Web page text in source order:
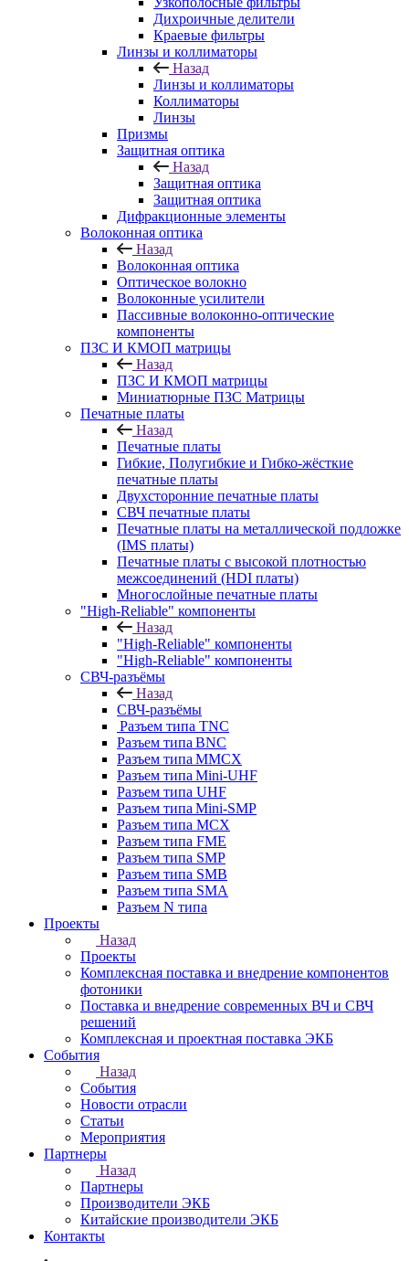
Дихроичные делители
Краевые фильтры
Линзы и коллиматоры
Назад
Линзы и коллиматоры
Коллиматоры
Линзы
Призмы
Защитная оптика
Назад
Защитная оптика
Защитная оптика
Дифракционные элементы
Волоконная оптика
Назад
Волоконная оптика
Оптическое волокно
Волоконные усилители
Пассивные волоконно-оптические
компоненты
ПЗС И КМОП матрицы
Назад
ПЗС И КМОП матрицы
Миниатюрные ПЗС Матрицы
Печатные платы
Назад
Печатные платы
Гибкие, Полугибкие и Гибко-жёсткие
печатные платы
Двухсторонние печатные платы
СВЧ печатные платы
Печатные платы на металлической подложке
(IMS платы)
Печатные платы с высокой плотностью
межсоединений (HDI платы)
Многослойные печатные платы
"High-Reliable" компоненты
Назад
"High-Reliable" компоненты
"High-Reliable" компоненты
СВЧ-разъёмы
Назад
СВЧ-разъёмы
Разъем типа TNC
Разъем типа BNC
Разъем типа MMCX
Разъем типа Mini-UHF
Разъем типа UHF
Разъем типа Mini-SMP
Разъем типа MCX
Разъем типа FME
Разъем типа SMP
Разъем типа SMB
Разъем типа SMA
Разъем N типа
Проекты
Назад
Проекты
Комплексная поставка и внедрение компонентов
фотоники
Поставка и внедрение современных ВЧ и СВЧ
решений
Комплексная и проектная поставка ЭКБ
События
Назад
События
Новости отрасли
Статьи
Мероприятия
Партнеры
Назад
Партнеры
Производители ЭКБ
Китайские производители ЭКБ
Контакты